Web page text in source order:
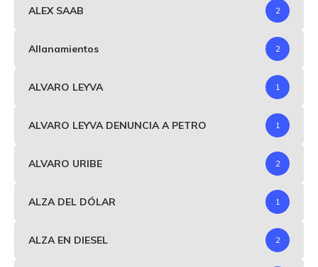
ALEX SAAB 2
Allanamientos 2
ALVARO LEYVA 1
ALVARO LEYVA DENUNCIA A PETRO 1
ALVARO URIBE 2
ALZA DEL DÓLAR 1
ALZA EN DIESEL 2